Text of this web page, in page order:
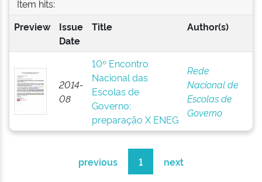
Item hits:
Preview
Issue
Date
Title Author(s)
2014-
08
10º Encontro
Nacional das
Escolas de
Governo:
preparação X ENEG
Rede
Nacional de
Escolas de
Governo
previous 1 next